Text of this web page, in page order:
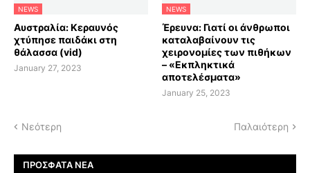
NEWS
Αυστραλία: Κεραυνός
χτύπησε παιδάκι στη
θάλασσα (vid)
January 27, 2023
NEWS
Έρευνα: Γιατί οι άνθρωποι
καταλαβαίνουν τις
χειρονομίες των πιθήκων
– «Εκπληκτικά
αποτελέσματα»
January 25, 2023
Νεότερη Παλαιότερη
ΠΡΌΣΦΑΤΑ ΝΈΑ